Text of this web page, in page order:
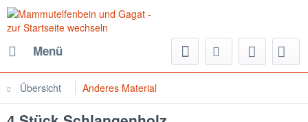
Menü
Übersicht Anderes Material